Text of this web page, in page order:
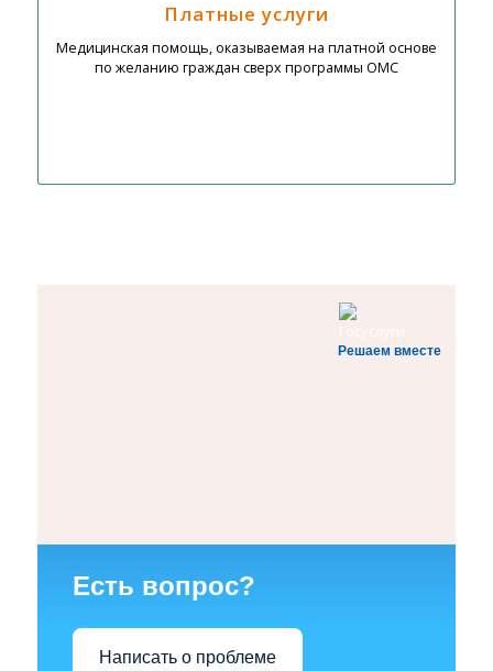
Платные услуги
Медицинская помощь, оказываемая на платной основе
по желанию граждан сверх программы ОМС
Решаем вместе
Есть вопрос?
Написать о проблеме